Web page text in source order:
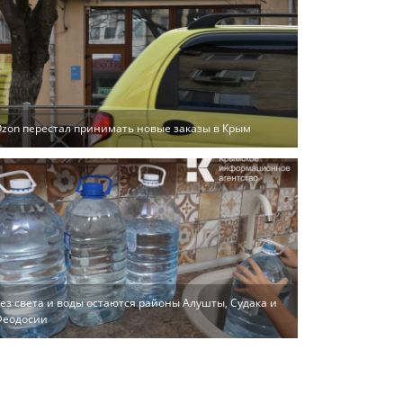
перестал принимать новые заказы в Крым
света и воды остаются районы Алушты, Судака и